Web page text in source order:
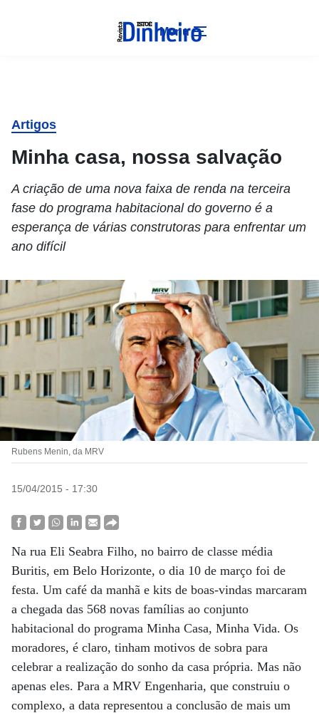
Menu
Artigos
Minha casa, nossa salvação
A criação de uma nova faixa de renda na terceira
fase do programa habitacional do governo é a
esperança de várias construtoras para enfrentar um
ano difícil
Rubens Menin, da MRV
15/04/2015 - 17:30
Na rua Eli Seabra Filho, no bairro de classe média
Buritis, em Belo Horizonte, o dia 10 de março foi de
festa. Um café da manhã e kits de boas-vindas marcaram
a chegada das 568 novas famílias ao conjunto
habitacional do programa Minha Casa, Minha Vida. Os
moradores, é claro, tinham motivos de sobra para
celebrar a realização do sonho da casa própria. Mas não
apenas eles. Para a MRV Engenharia, que construiu o
complexo, a data representou a conclusão de mais um